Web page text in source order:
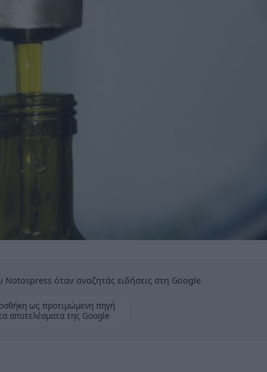
όταν αναζητάς ειδήσεις στη Google
ως προτιμώμενη πηγή
αποτελέσματα της Google